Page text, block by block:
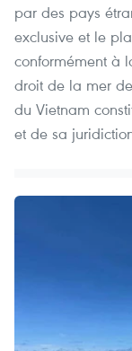
par des pays
exclusive et le
conformément à
droit de la mer
du Vietnam
et de sa